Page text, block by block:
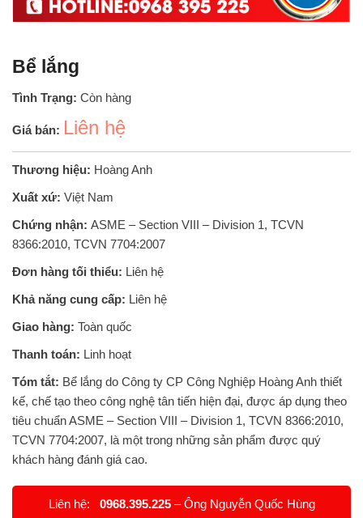
Bể lắng
Tình Trạng: Còn hàng
Giá bán: Liên hệ
Thương hiệu: Hoàng Anh
Xuất xứ: Việt Nam
Chứng nhận: ASME – Section VIII – Division 1, TCVN
8366:2010, TCVN 7704:2007
Đơn hàng tối thiểu: Liên hệ
Khả năng cung cấp: Liên hệ
Giao hàng: Toàn quốc
Thanh toán: Linh hoạt
Tóm tắt: Bể lắng do Công ty CP Công Nghiệp Hoàng Anh thiết
kế, chế tạo theo công nghệ tân tiến hiện đại, được áp dụng theo
tiêu chuẩn ASME – Section VIII – Division 1, TCVN 8366:2010,
TCVN 7704:2007, là một trong những sản phẩm được quý
khách hàng đánh giá cao.
Liên hệ: 0968.395.225– Ông Nguyễn Quốc Hùng